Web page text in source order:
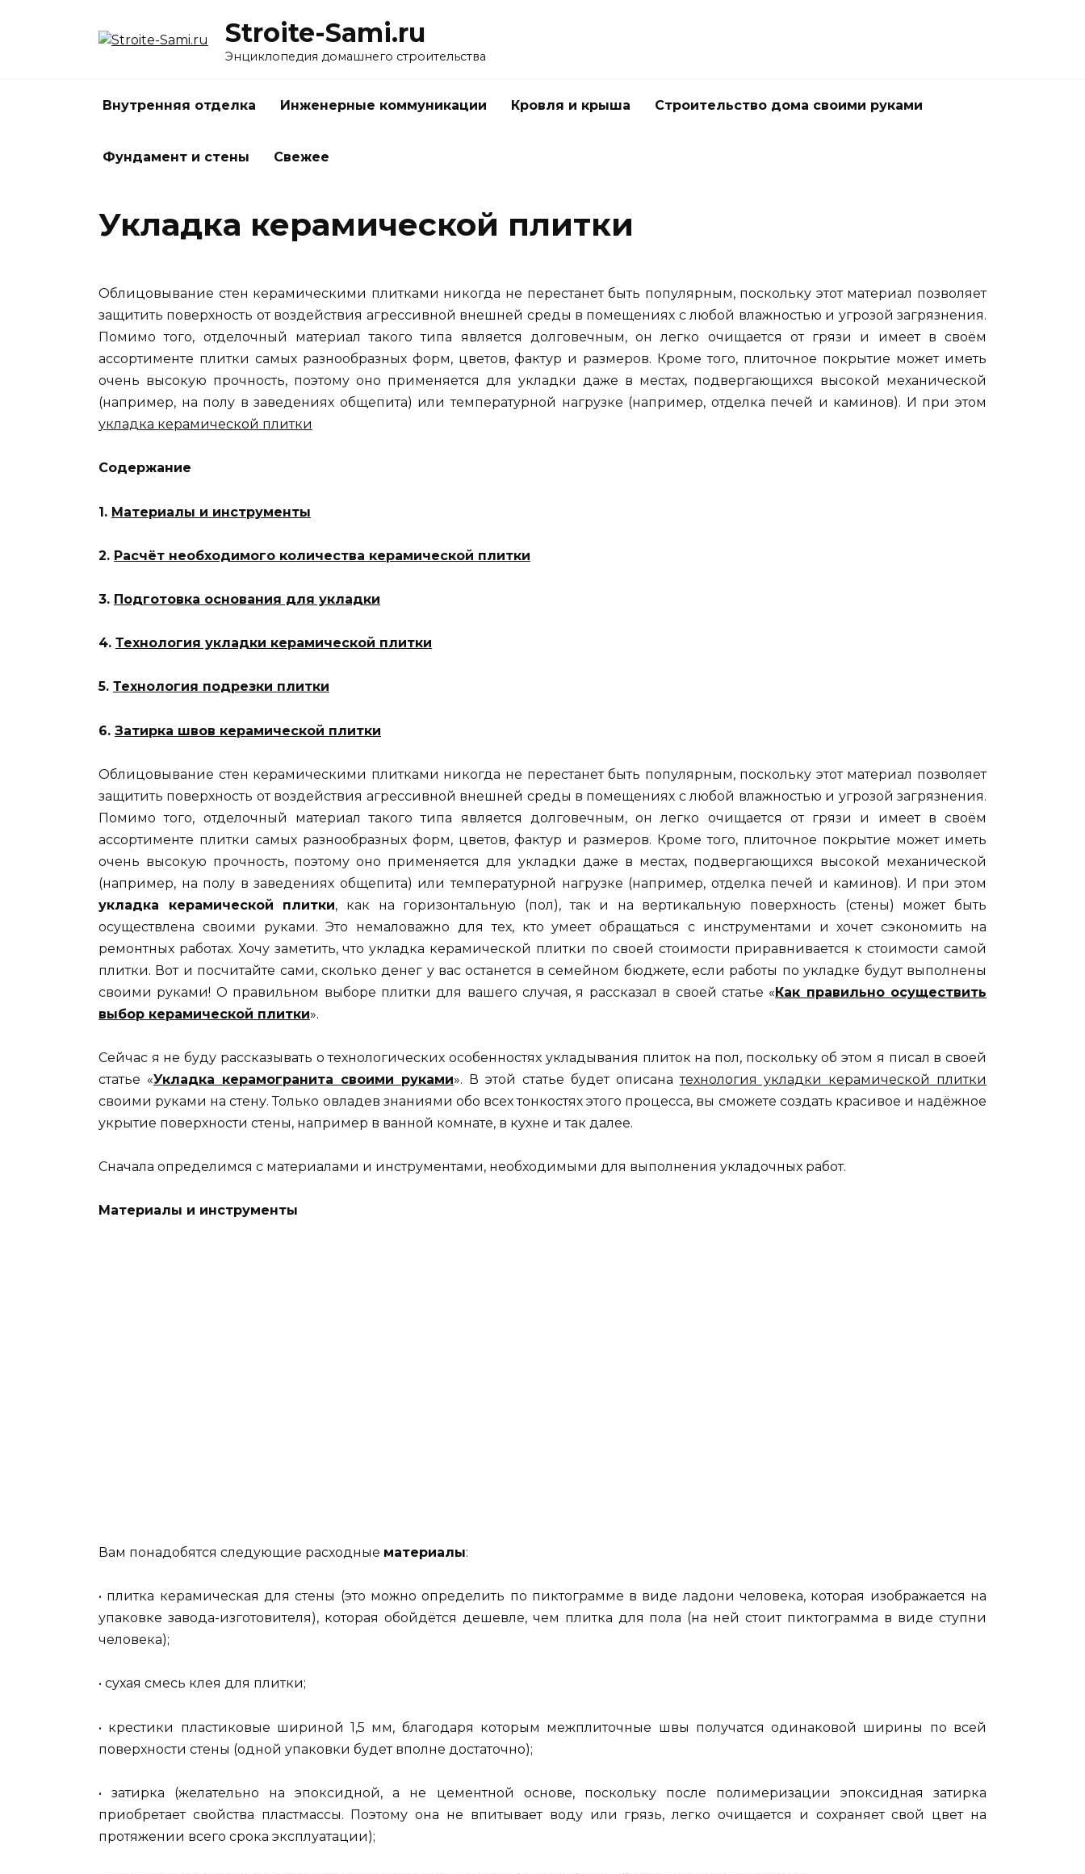
Stroite-Sami.ru
Энциклопедия домашнего строительства
Внутренняя отделка Инженерные коммуникации Кровля и крыша Строительство дома своими руками
Фундамент и стены Свежее
Укладка керамической плитки
Облицовывание стен керамическими плитками никогда не перестанет быть популярным, поскольку этот материал позволяет
защитить поверхность от воздействия агрессивной внешней среды в помещениях с любой влажностью и угрозой загрязнения.
Помимо того, отделочный материал такого типа является долговечным, он легко очищается от грязи и имеет в своём
ассортименте плитки самых разнообразных форм, цветов, фактур и размеров. Кроме того, плиточное покрытие может иметь
очень высокую прочность, поэтому оно применяется для укладки даже в местах, подвергающихся высокой механической
(например, на полу в заведениях общепита) или температурной нагрузке (например, отделка печей и каминов). И при этом
укладка керамической плитки
Содержание
1. Материалы и инструменты
2. Расчёт необходимого количества керамической плитки
3. Подготовка основания для укладки
4. Технология укладки керамической плитки
5. Технология подрезки плитки
6. Затирка швов керамической плитки
Облицовывание стен керамическими плитками никогда не перестанет быть популярным, поскольку этот материал позволяет
защитить поверхность от воздействия агрессивной внешней среды в помещениях с любой влажностью и угрозой загрязнения.
Помимо того, отделочный материал такого типа является долговечным, он легко очищается от грязи и имеет в своём
ассортименте плитки самых разнообразных форм, цветов, фактур и размеров. Кроме того, плиточное покрытие может иметь
очень высокую прочность, поэтому оно применяется для укладки даже в местах, подвергающихся высокой механической
(например, на полу в заведениях общепита) или температурной нагрузке (например, отделка печей и каминов). И при этом
укладка керамической плитки, как на горизонтальную (пол), так и на вертикальную поверхность (стены) может быть
осуществлена своими руками. Это немаловажно для тех, кто умеет обращаться с инструментами и хочет сэкономить на
ремонтных работах. Хочу заметить, что укладка керамической плитки по своей стоимости приравнивается к стоимости самой
плитки. Вот и посчитайте сами, сколько денег у вас останется в семейном бюджете, если работы по укладке будут выполнены
своими руками! О правильном выборе плитки для вашего случая, я рассказал в своей статье «Как правильно осуществить
выбор керамической плитки».
Сейчас я не буду рассказывать о технологических особенностях укладывания плиток на пол, поскольку об этом я писал в своей
статье «Укладка керамогранита своими руками». В этой статье будет описанатехнология укладки керамической плитки
своими руками на стену. Только овладев знаниями обо всех тонкостях этого процесса, вы сможете создать красивое и надёжное
укрытие поверхности стены, например в ванной комнате, в кухне и так далее.
Сначала определимся с материалами и инструментами, необходимыми для выполнения укладочных работ.
Материалы и инструменты
Вам понадобятся следующие расходные материалы:
• плитка керамическая для стены (это можно определить по пиктограмме в виде ладони человека, которая изображается на
упаковке завода-изготовителя), которая обойдётся дешевле, чем плитка для пола (на ней стоит пиктограмма в виде ступни
человека);
• сухая смесь клея для плитки;
• крестики пластиковые шириной 1,5 мм, благодаря которым межплиточные швы получатся одинаковой ширины по всей
поверхности стены (одной упаковки будет вполне достаточно);
• затирка (желательно на эпоксидной, а не цементной основе, поскольку после полимеризации эпоксидная затирка
приобретает свойства пластмассы. Поэтому она не впитывает воду или грязь, легко очищается и сохраняет свой цвет на
протяжении всего срока эксплуатации);